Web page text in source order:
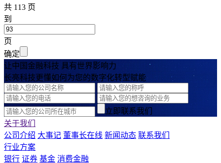
共 113 页
到
页
确定
让中国金融科技 具有世界影响力
长亮科技更懂如何为您的数字化转型赋能
立即联系我们
关于我们
公司介绍 大事记 董事长在线 新闻动态 联系我们
行业方案
银行 证券 基金 消费金融